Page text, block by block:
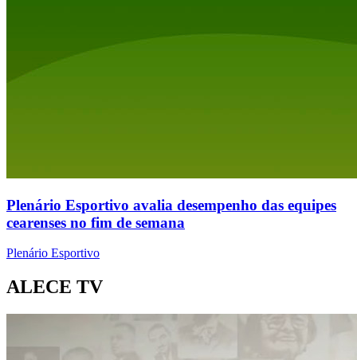
Plenário Esportivo avalia desempenho das equipes
cearenses no fim de semana
Plenário Esportivo
ALECE TV